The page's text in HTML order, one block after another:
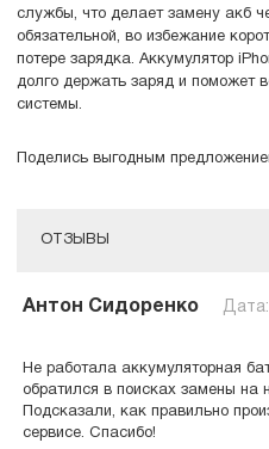
службы, что делает замену акб
обязательной, во избежание
потере зарядка. Аккумулятор
долго держать заряд и поможет
системы.
Поделись выгодным
ОТЗЫВЫ
Антон Сидоренко Дата:
Не работала аккумуляторная
обратился в поисках замены на
Подсказали, как правильно
сервисе. Спасибо!